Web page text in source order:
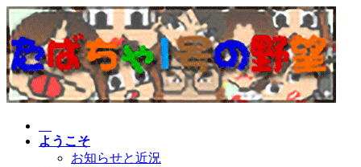
コ
ン
テ
ン
ツ
へ
ナ
ビ
ゲ
ー
シ
ョ
ようこそ
お知らせと近況